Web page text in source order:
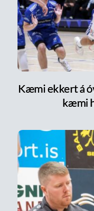
Kæmi ekkert á
kæmi